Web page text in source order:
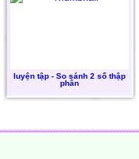
luyện tập - So sánh 2 số thập
phân